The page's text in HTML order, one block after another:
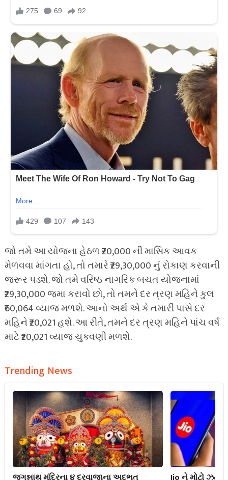
જો તમે આ યોજના હેઠળ ₹20,000 ની માસિક આવક
મેળવવા માંગતા હો, તો તમારે ₹29,30,000 નું રોકાણ કરવાની
જરૂર પડશે. જો તમે વરિષ્ઠ નાગરિક બચત યોજનામાં
₹29,30,000 જમા કરાવો છો, તો તમને દર ત્રણ મહિને કુલ
₹60,064 વ્યાજ મળશે. આનો અર્થ એ કે તમારી પાસે દર
મહિને ₹20,021 હશે. આ રીતે, તમને દર ત્રણ મહિને પાંચ વર્ષ
માટે ₹20,021 વ્યાજ ચુકવણી મળશે.
Trending News